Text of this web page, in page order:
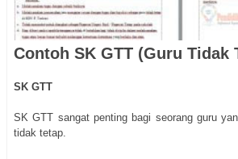
Contoh SK GTT (Guru Tidak
SK GTT
SK GTT sangat penting bagi seorang guru
tidak tetap.